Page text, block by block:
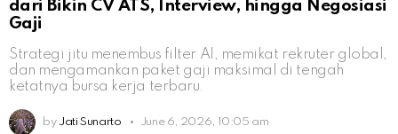
dari Bikin CV ATS, Interview, hingga Negosiasi
Gaji
Strategi jitu menembus filter AI, memikat rekruter global,
dan mengamankan paket gaji maksimal di tengah
ketatnya bursa kerja terbaru.
by Jati Sunarto June 6, 2026, 10:05 am